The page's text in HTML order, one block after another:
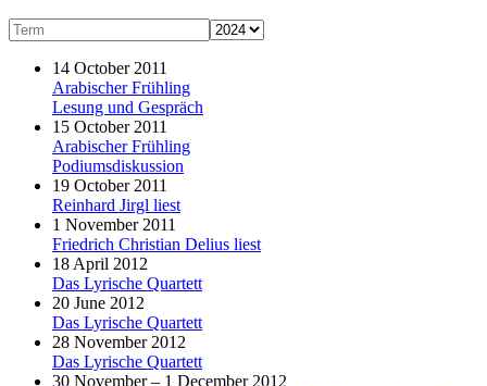
14 October 2011
Arabischer Frühling
Lesung und Gespräch
15 October 2011
Arabischer Frühling
Podiumsdiskussion
19 October 2011
Reinhard Jirgl liest
1 November 2011
Friedrich Christian Delius liest
18 April 2012
Das Lyrische Quartett
20 June 2012
Das Lyrische Quartett
28 November 2012
Das Lyrische Quartett
30 November – 1 December 2012